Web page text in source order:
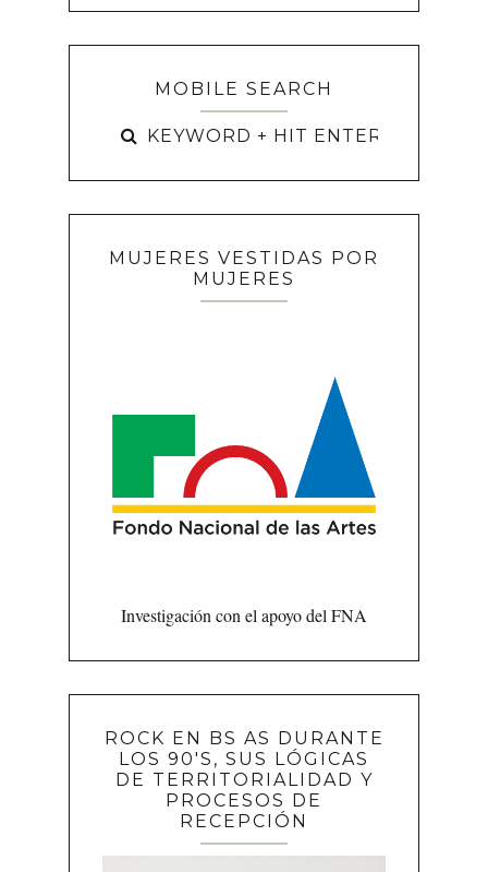
MOBILE SEARCH
MUJERES VESTIDAS POR
MUJERES
Investigación con el apoyo del FNA
ROCK EN BS AS DURANTE
LOS 90'S, SUS LÓGICAS
DE TERRITORIALIDAD Y
PROCESOS DE
RECEPCIÓN